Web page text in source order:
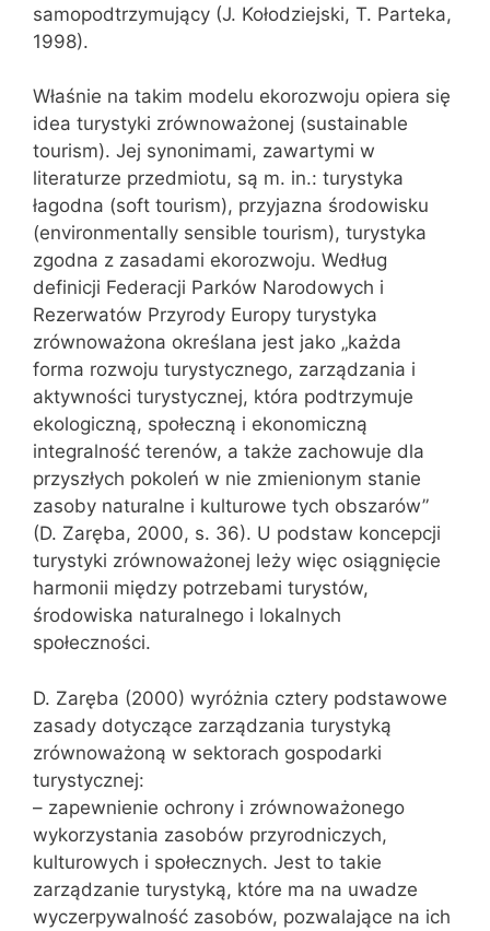
samopodtrzymujący (J. Kołodziejski, T. Parteka,
1998).
Właśnie na takim modelu ekorozwoju opiera się
idea turystyki zrównoważonej (sustainable
tourism). Jej synonimami, zawartymi w
literaturze przedmiotu, są m. in.: turystyka
łagodna (soft tourism), przyjazna środowisku
(environmentally sensible tourism), turystyka
zgodna z zasadami ekorozwoju. Według
definicji Federacji Parków Narodowych i
Rezerwatów Przyrody Europy turystyka
zrównoważona określana jest jako „każda
forma rozwoju turystycznego, zarządzania i
aktywności turystycznej, która podtrzymuje
ekologiczną, społeczną i ekonomiczną
integralność terenów, a także zachowuje dla
przyszłych pokoleń w nie zmienionym stanie
zasoby naturalne i kulturowe tych obszarów”
(D. Zaręba, 2000, s. 36). U podstaw koncepcji
turystyki zrównoważonej leży więc osiągnięcie
harmonii między potrzebami turystów,
środowiska naturalnego i lokalnych
społeczności.
D. Zaręba (2000) wyróżnia cztery podstawowe
zasady dotyczące zarządzania turystyką
zrównoważoną w sektorach gospodarki
turystycznej:
– zapewnienie ochrony i zrównoważonego
wykorzystania zasobów przyrodniczych,
kulturowych i społecznych. Jest to takie
zarządzanie turystyką, które ma na uwadze
wyczerpywalność zasobów, pozwalające na ich